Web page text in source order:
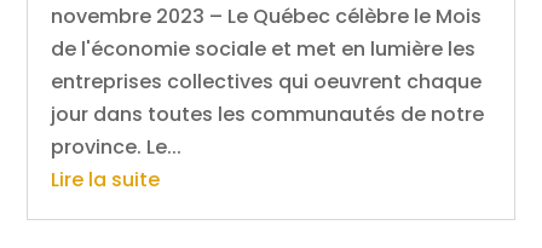
novembre 2023 – Le Québec célèbre le Mois
de l'économie sociale et met en lumière les
entreprises collectives qui oeuvrent chaque
jour dans toutes les communautés de notre
province. Le...
Lire la suite